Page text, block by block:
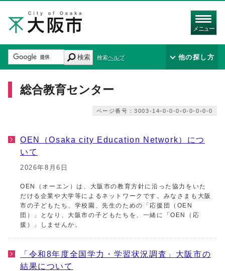
メニュー
検索 検索ヘルプ 他の探し方
総合教育センター
ページ番号：3003-14-0-0-0-0-0-0-0-0
OEN（Osaka city Education Network）につ
いて
2026年8月6日
OEN（オーエン）は、大阪市の教育方針に沿った協力をいた
だける企業や大学等によるネットワークです。みなさまも大阪
市の子どもたち、学校園、先生のための「応援団（OEN
団）」となり、大阪市の子どもたちを、一緒に「OEN（応
援）」しませんか。
「令和8年度全国学力・学習状況調査」大阪市の
結果について